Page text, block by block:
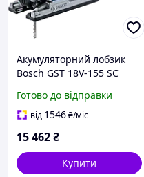
Акумуляторний лобзик
Bosch GST 18V-155 SC
Готово до відправки
від 1546₴/міс
15 462₴
Купити